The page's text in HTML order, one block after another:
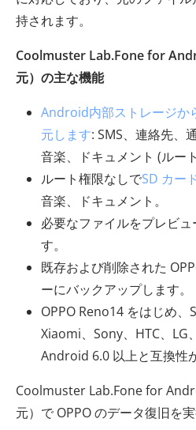
持されます。
Coolmuster Lab.Fone for
元）の主な機能
Android内部ストレージか
元します: SMS、連絡先、
音楽、ドキュメント (ルー
ルート権限なしでSD カー
音楽、ドキュメント。
必要なファイルをプレビ
す。
既存および削除された
ーにバックアップします。
OPPO Reno14 をはじめ、
Xiaomi、Sony、HTC、LG
Android 6.0 以上と互換性
Coolmuster Lab.Fone for
元）で OPPO のデータ復旧を